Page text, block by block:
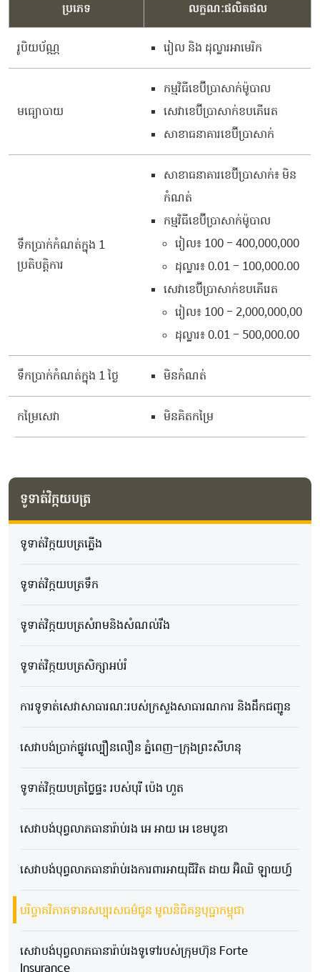
ប្រភេទ លក្ខណៈផលិតផល
រូបិយប័ណ្ណ រៀល និង ដុល្លារអាមេរិក
មធ្យោបាយ
កម្មវិធីខេប៊ីប្រាសាក់ម៉ូបាល
សេវាខេប៊ីប្រាសាក់ខបភើរេត
សាខាធនាគារខេប៊ីប្រាសាក់
ទឹកប្រាក់កំណត់ក្នុង 1
ប្រតិបត្តិការ
សាខាធនាគារខេប៊ីប្រាសាក់៖ មិន
កំណត់
កម្មវិធីខេប៊ីប្រាសាក់ម៉ូបាល
រៀល៖ 100 – 400,000,000
ដុល្លារ៖ 0.01 – 100,000.00
សេវាខេប៊ីប្រាសាក់ខបភើរេត
រៀល៖ 100 – 2,000,000,00
ដុល្លារ៖ 0.01 – 500,000.00
ទឹកប្រាក់កំណត់ក្នុង 1 ថ្ងៃ មិនកំណត់
កម្រៃសេវា មិនគិតកម្រៃ
ទូទាត់វិក្កយបត្រ
ទូទាត់វិក្កយបត្រភ្លើង
​ទូទាត់វិក្កយបត្រទឹក
ទូទាត់វិក្កយបត្រសំរាមនិងសំណល់រឹង
ទូទាត់វិក្កយបត្រសិក្សាអប់រំ
ការទូទាត់សេវាសាធារណៈរបស់ក្រសួងសាធារណការ និងដឹកជញ្ជូន
សេវាបង់ប្រាក់ផ្លូវល្បឿនលឿន ភ្នំពេញ-ក្រុងព្រះសីហនុ
ទូទាត់វិក្កយបត្រថ្លៃផ្ទះ របស់បុរី ប៉េង ហួត
សេវាបង់បុព្វលាភធានារ៉ាប់រង អេ អាយ អេ ខេមបូឌា
សេវាបង់បុព្វលាភធានារ៉ាប់រងការពារអាយុជីវិត ដាយ អ៊ិឈិ ឡាយហ្វ៍
បរិច្ចាគវិភាគទានសប្បុរសធម៌ជូន មូលនិធិគន្ធបុប្ផាកម្ពុជា
សេវាបង់បុព្វលាភធានារ៉ាប់រងទូទៅរបស់ក្រុមហ៊ុន Forte
Insurance